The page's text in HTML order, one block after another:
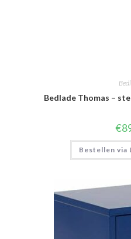
Bedlade Thomas –
€
Bestellen via